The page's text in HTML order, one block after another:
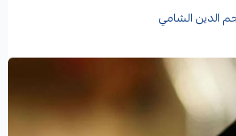
الدين الشامي